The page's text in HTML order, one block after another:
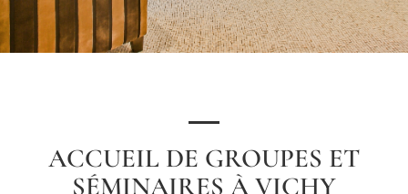
ACCUEIL DE GROUPES ET
SÉMINAIRES À VICHY